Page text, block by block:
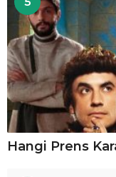
Hangi Prens